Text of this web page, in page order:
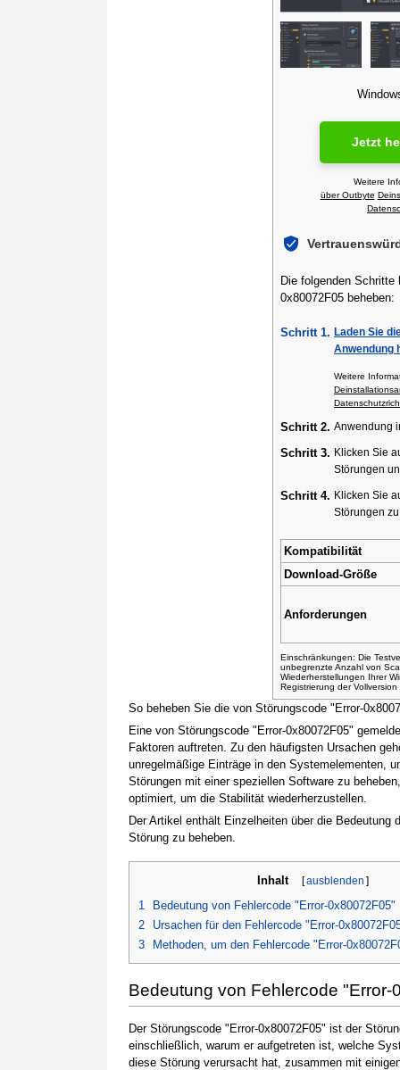
So beheben Sie die von Störungscode "Error-
Eine von Störungscode "Error-0x80072F05"
Faktoren auftreten. Zu den häufigsten Ursachen
unregelmäßige Einträge in den Systemelementen,
Störungen mit einer speziellen Software zu
optimiert, um die Stabilität wiederherzustellen.
Der Artikel enthält Einzelheiten über die
Störung zu beheben.
Inhalt [ ausblenden ]
1
Bedeutung von Fehlercode "Error-0x80072F05"
2
Ursachen für den Fehlercode "Error-
3
Methoden, um den Fehlercode "Error-
Bedeutung von Fehlercode "Error-
Der Störungscode "Error-0x80072F05" ist der
einschließlich, warum er aufgetreten ist, welche
diese Störung verursacht hat, zusammen mit
Jetzt
Weitere
über Outbyte
Die folgenden Schritte
0x80072F05 beheben:
Schritt 1. Laden Sie
Anwendung
Weitere
Schritt 2. Anwendung
Schritt 3. Klicken Sie
Störungen
Schritt 4. Klicken Sie
Störungen
Kompatibilität
Download-Größe
Anforderungen
Einschränkungen: Die
unbegrenzte Anzahl von
Wiederherstellungen Ihrer
Registrierung der